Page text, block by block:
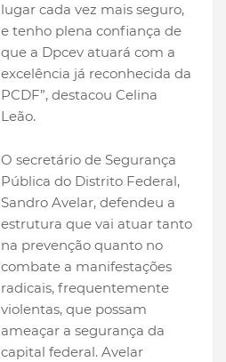
lugar cada vez mais seguro,
e tenho plena confiança de
que a Dpcev atuará com a
excelência já reconhecida da
PCDF”, destacou Celina
Leão.
O secretário de Segurança
Pública do Distrito Federal,
Sandro Avelar, defendeu a
estrutura que vai atuar tanto
na prevenção quanto no
combate a manifestações
radicais, frequentemente
violentas, que possam
ameaçar a segurança da
capital federal. Avelar